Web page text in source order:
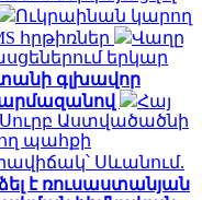
Ուկրաինան կարող
հրթիռներ
Վաղը
երկար
գլխավոր
Հայ
Սուրբ Աստվածածնի
պահքի
Սևանում.
է ռուսաստանյան